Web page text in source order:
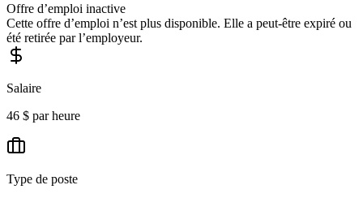
Offre d’emploi inactive
Cette offre d’emploi n’est plus disponible. Elle a peut-être expiré ou
été retirée par l’employeur.
Salaire
46 $ par heure
Type de poste